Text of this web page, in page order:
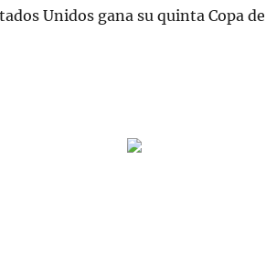
Unidos gana su quinta Copa